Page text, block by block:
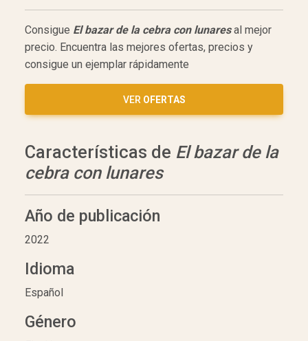
Consigue El bazar de la cebra con lunaresal mejor
precio. Encuentra las mejores ofertas, precios y
consigue un ejemplar rápidamente
VER OFERTAS
Características de El bazar de la
cebra con lunares
Año de publicación
2022
Idioma
Español
Género